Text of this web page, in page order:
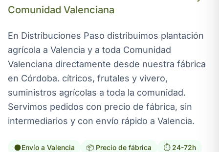
Comunidad Valenciana
En Distribuciones Paso distribuimos plantación
agrícola a Valencia y a toda Comunidad
Valenciana directamente desde nuestra fábrica
en Córdoba. cítricos, frutales y vivero,
suministros agrícolas a toda la comunidad.
Servimos pedidos con precio de fábrica, sin
intermediarios y con envío rápido a Valencia.
Envío a Valencia 📦 Precio de fábrica
⏱️ 24-72h